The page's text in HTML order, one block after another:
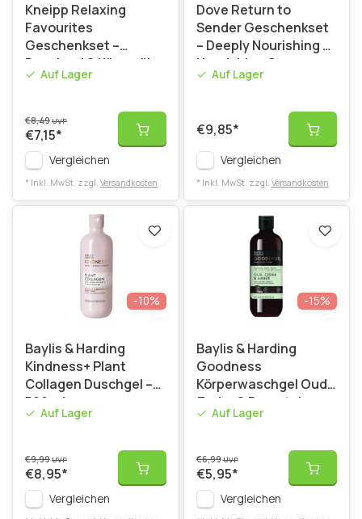
Kneipp Relaxing
Favourites
Geschenkset –
Duschgel & Körperöl
Lavendel
Auf Lager
€8,49UVP
€7,15*
Vergleichen
* Inkl. MwSt. zzgl. Versandkosten
Dove Return to
Sender Geschenkset
– Deeply Nourishing &
Nourishing Care
Auf Lager
€9,85*
Vergleichen
* Inkl. MwSt. zzgl. Versandkosten
-10%
Baylis & Harding
Kindness+ Plant
Collagen Duschgel –
500 ml
Auf Lager
€9,99UVP
€8,95*
Vergleichen
-15%
Baylis & Harding
Goodness
Körperwaschgel Oud,
Zeder & Bernstein -
500 ml
Auf Lager
€6,99UVP
€5,95*
Vergleichen